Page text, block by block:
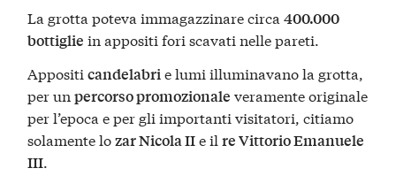
La grotta poteva immagazzinare circa400.000
bottiglie in appositi fori scavati nelle pareti.
Appositicandelabri e lumi illuminavano la grotta,
per unpercorso promozionale veramente originale
per l’epoca e per gli importanti visitatori, citiamo
solamente lozar Nicola IIe ilre Vittorio Emanuele
III